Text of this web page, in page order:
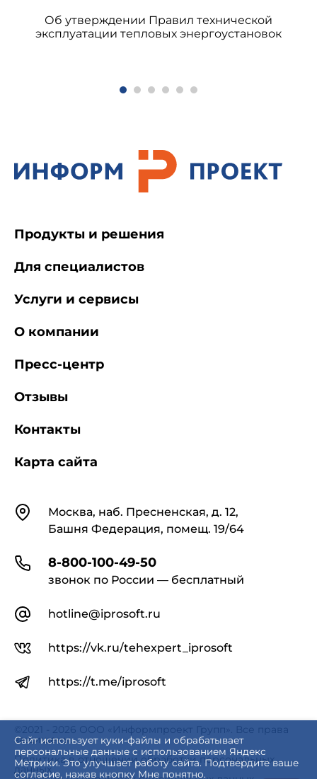
Об утверждении Правил технической
эксплуатации тепловых энергоустановок
Сайт использует куки-файлы и обрабатывает
персональные данные с использованием Яндекс
Метрики. Это улучшает работу сайта. Подтвердите ваше
согласие, нажав кнопку Мне понятно.
КонтактыМосква, наб. Пресненская, д. 12,
Башня Федерация, помещ. 19/64
8-800-100-49-50
звонок по России — бесплатный
hotline@iprosoft.ru
https://vk.ru/tehexpert_iprosoft
https://t.me/iprosoft
Продукты и решения
Для специалистов
Услуги и сервисы
О компании
Пресс-центр
Отзывы
Контакты
Карта сайта
©2021 - 2026 ООО «Информпроект Групп». Все права
защищены.
Политика в отношении обработки персональных
данных